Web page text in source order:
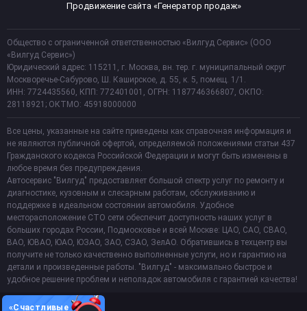
Продвижение сайта «Генератор продаж»
Общество с ограниченной ответственностью «Вилгуд Сервис» (ООО
«Вилгуд Сервис»)
Юридический адрес: 115211, г. Москва, вн. тер. г. муниципальный округ
Москворечье-Сабурово, Ш. Каширское, д. 55, к. 5, помещ. 1/1.
ИНН: 7724435560, КПП: 772401001, ОГРН: 1187746366807, ОКПО:
28118921; ОКТМО: 45918000000
Все цены, указанные на сайте приведены как справочная информация и
не являются публичной офертой, определяемой положениями статьи 437
Гражданского кодекса Российской Федерации и могут быть изменены в
любое время без предупреждения.
Автосервис "Вилгуд" предоставляет большой спектр услуг по ремонту и
диагностике, кузовным и слесарным работам, обслуживанию и
поддержке в идеальном состоянии автомобиля. Удобное
месторасположение СТО сети обеспечит доступность наших услуг в
больших городах России, Подмосковье и всей Москве: ЦАО, САО, СВАО,
ВАО, ЮВАО, ЮАО, ЮЗАО, ЗАО, СЗАО, ЗелАО. Обратившись в техцентр вы
получите не только качественно выполненные услуги, но и гарантию на
детали и произведенные работы. "Вилгуд" - максимально быстрое и
удобное решение проблем и неполадок автомобиля с гарантией качества!
«Счастливые